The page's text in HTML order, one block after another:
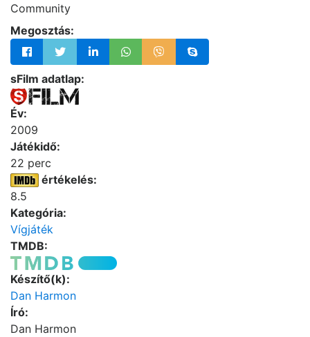
Community
Megosztás:
sFilm adatlap:
Év:
2009
Játékidő:
22 perc
értékelés:
8.5
Kategória:
Vígjáték
TMDB:
Készítő(k):
Dan Harmon
Író:
Dan Harmon